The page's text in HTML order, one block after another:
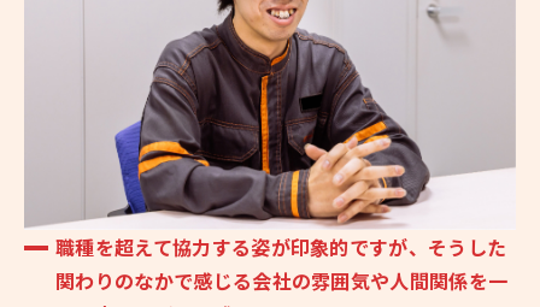
職種を超えて協力する姿が印象的ですが、そうした
関わりのなかで感じる会社の雰囲気や人間関係を一